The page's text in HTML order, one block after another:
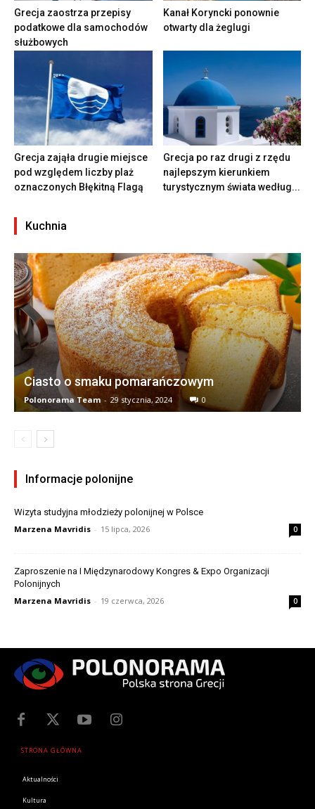
Grecja zaostrza przepisy
podatkowe dla samochodów
służbowych
Kanał Koryncki ponownie
otwarty dla żeglugi
Grecja zająła drugie miejsce
pod względem liczby plaż
oznaczonych Błękitną Flagą
Grecja po raz drugi z rzędu
najlepszym kierunkiem
turystycznym świata według...
Kuchnia
Ciasto o smaku pomarańczowym
Polonorama Team - 29 stycznia, 2024 0
Informacje polonijne
Wizyta studyjna młodzieży polonijnej w Polsce
Marzena Mavridis - 15 lipca, 2026 0
Zaproszenie na I Międzynarodowy Kongres & Expo Organizacji
Polonijnych
Marzena Mavridis - 19 czerwca, 2026 0
STRONA GŁÓWNA
Aktualności
Kultura